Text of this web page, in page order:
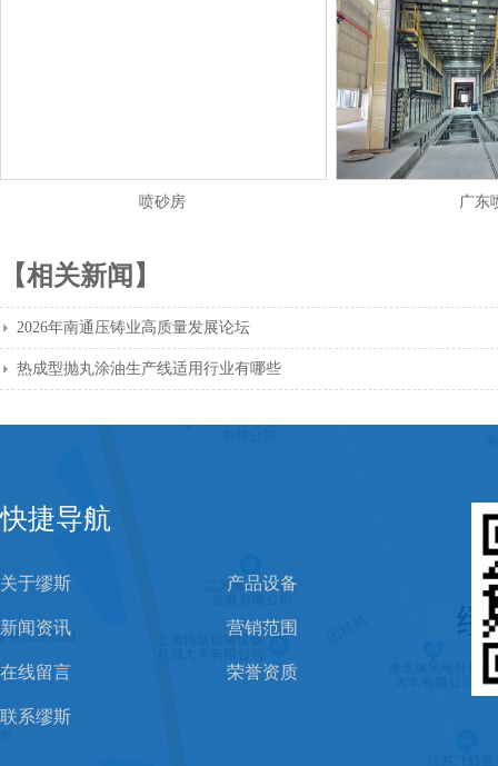
喷砂房 广东
【相关新闻】
2026年南通压铸业高质量发展论坛
热成型抛丸涂油生产线适用行业有哪些
快捷导航
关于缪斯 产品设备
新闻资讯 营销范围
在线留言 荣誉资质
联系缪斯